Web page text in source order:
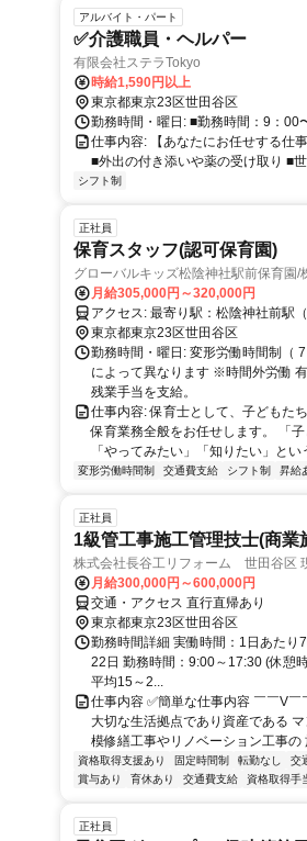
アルバイト・パート
✅️介護職員・ヘルパー
有限会社ステラTokyo
時給1,590円以上
東京都東京23区世田谷区
勤務時間・曜日: ■勤務時間：9：00
仕事内容: 【あなたにお任せする仕
■外出の付き添いや薬の受け取り ■
シフト制
正社員
保育スタッフ(認可保育園)
グローバルキッズ松陰神社駅前保育園/
月給305,000円～320,000円
アクセス: 最寄り駅：松陰神社前
東京都東京23区世田谷区
勤務時間・曜日: 変形労働時間制（
によって異なります ※時間外労働
残業手当を支給。
仕事内容: 保育士として、子どもた
保育業務全般をお任せします。 「
「やってみたい」「知りたい」と
変形労働時間制 交通費支給 シフト制 昇給
正社員
1級管工事施工管理技士(商業
株式会社長谷工リフォーム 世田谷区
月給300,000円～600,000円
交通・アクセス 直行直帰あり
東京都東京23区世田谷区
勤務時間詳細 実働時間：1日あた
22日 勤務時間：9:00～17:30 (休憩
平均15～2...
仕事内容 ✅簡単な仕事内容 ￣￣V
大切な生活拠点であり資産である
模修繕工事やリノベーション工事の
資格取得支援あり 固定時間制 転勤なし 交
賞与あり
育休あり 交通費支給 資格取得手
正社員